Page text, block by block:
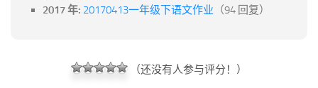
2017 年: 20170413一年级下语文作业 （94 回复）
（还没有人参与评分！）